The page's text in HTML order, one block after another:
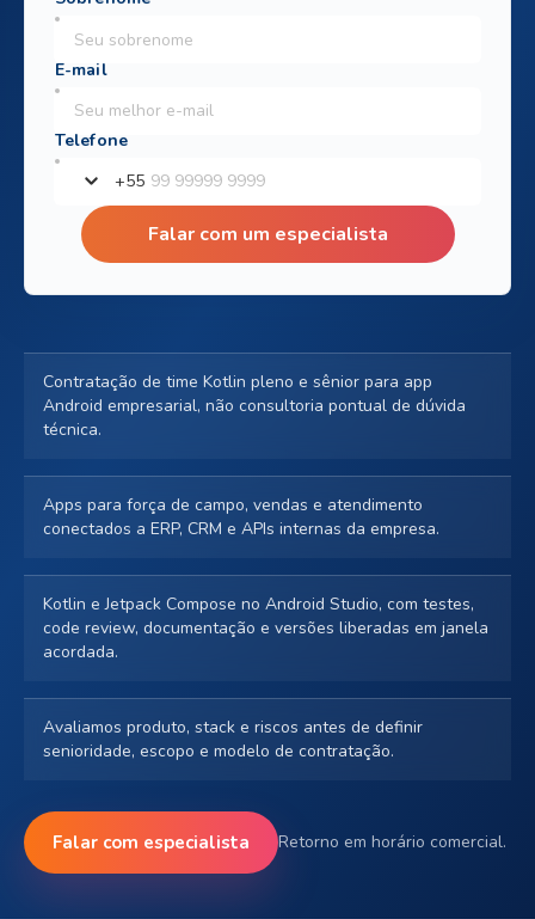
+55
Falar com um especialista
Contratação de time Kotlin pleno e sênior para app
Android empresarial, não consultoria pontual de dúvida
técnica.
Apps para força de campo, vendas e atendimento
conectados a ERP, CRM e APIs internas da empresa.
Kotlin e Jetpack Compose no Android Studio, com testes,
code review, documentação e versões liberadas em janela
acordada.
Avaliamos produto, stack e riscos antes de definir
senioridade, escopo e modelo de contratação.
Falar com especialista Retorno em horário comercial.